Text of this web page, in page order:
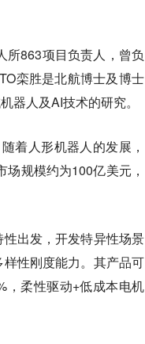
所863项目负责人，曾负
栾胜是北航博士及博士
器人及AI技术的研究。
着人形机器人的发展，
规模约为100亿美元，
出发，开发特异性场景
性刚度能力。其产品可
，柔性驱动+低成本电机